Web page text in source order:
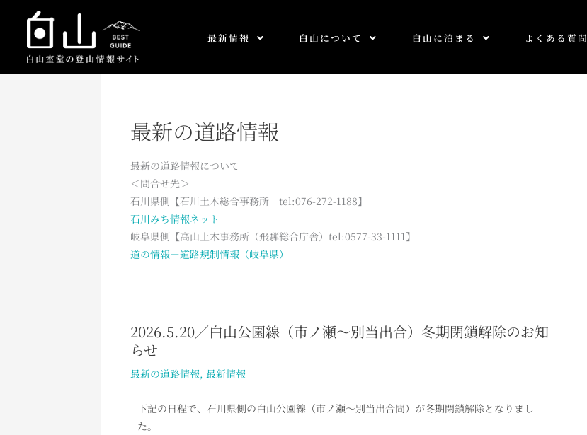
最新情報 白山について 白山に泊まる よくある質問
最新の道路情報
最新の道路情報について
＜問合せ先＞
石川県側【石川土木総合事務所 tel:076-272-1188】
石川みち情報ネット
岐阜県側【高山土木事務所（飛騨総合庁舎）tel:0577-33-1111】
道の情報－道路規制情報（岐阜県）
2026.5.20／白山公園線（市ノ瀬～別当出合）冬期閉鎖解除のお知
らせ
最新の道路情報, 最新情報
下記の日程で、石川県側の白山公園線（市ノ瀬～別当出合間）が冬期閉鎖解除となりまし
た。
2026.5.20
／
白
公